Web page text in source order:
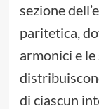
sezione
paritetica,
armonici e
di ciascun